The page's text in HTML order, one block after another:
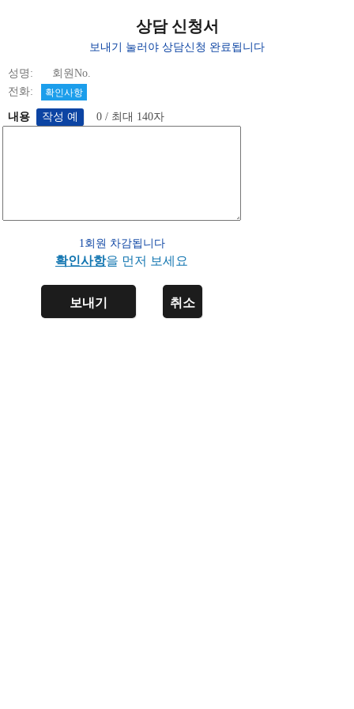
상담 신청서
보내기 눌러야 상담신청 완료됩니다
성명: 회원No.
전화:
확인사항
내용 0 / 최대 140자
1회원 차감됩니다
확인사항을 먼저 보세요